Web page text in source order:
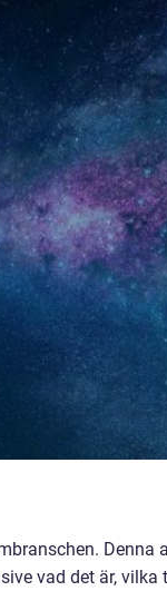
Denna
vad det är,